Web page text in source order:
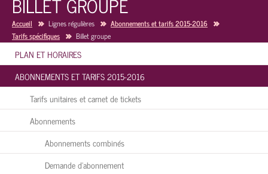
Accueil Lignes régulières
Abonnements et tarifs 2015-2016
Tarifs spécifiques
Billet groupe
PLAN ET HORAIRES
ABONNEMENTS ET TARIFS 2015-2016
Tarifs unitaires et carnet de tickets
Abonnements
Abonnements combinés
Demande d’abonnement